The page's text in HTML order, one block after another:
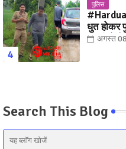
पुलिस
धुत होकर
ग्रामीणों
अगस्त
Search This Blog